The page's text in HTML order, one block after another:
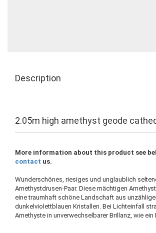
Description
2.05m high amethyst geode
More information about this product see
contact us.
Wunderschönes, riesiges und unglaublich
Amethystdrusen-Paar. Diese mächtigen
eine traumhaft schöne Landschaft aus
dunkelviolettblauen Kristallen. Bei Lichteinfall
Amethyste in unverwechselbarer Brillanz, wie ein